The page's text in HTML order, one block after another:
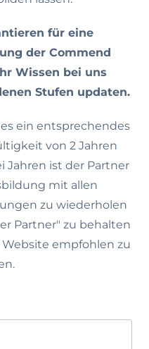
für eine
der Commend
Wissen bei uns
Stufen updaten.
ein entsprechendes
von 2 Jahren
Jahren ist der Partner
mit allen
zu wiederholen
Partner" zu behalten
empfohlen zu